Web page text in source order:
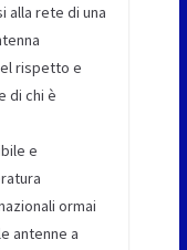
alla rete di una
rispetto e
di chi è
e
ormai
antenne a